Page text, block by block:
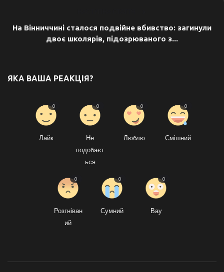
На Вінниччині сталося подвійне вбивство: загинули
двоє школярів, підозрюваного з...
ЯКА ВАША РЕАКЦІЯ?
Лайк
0
Не
подобаєт
ься
0
Люблю
0
Смішний
0
Розгніван
ий
0
Сумний
0
Вау
0